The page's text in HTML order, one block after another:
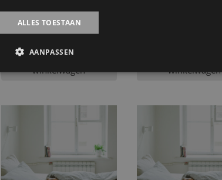
€99,95
winkelwagen winkelwagen
ALLES TOESTAAN
AANPASSEN